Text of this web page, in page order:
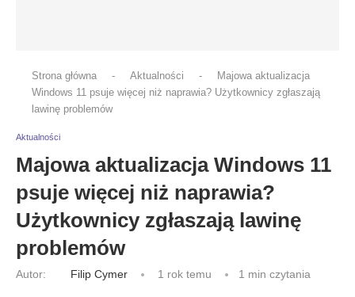
Strona główna - Aktualności -
Majowa aktualizacja
Windows 11 psuje więcej niż naprawia? Użytkownicy zgłaszają
lawinę problemów
Aktualności
Majowa aktualizacja Windows 11
psuje więcej niż naprawia?
Użytkownicy zgłaszają lawinę
problemów
Autor: Filip Cymer 1 rok temu 1 min czytania